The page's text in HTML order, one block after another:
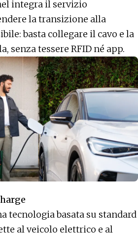
integra il servizio
la transizione alla
basta collegare il cavo e la
senza tessere RFID né app.
tecnologia basata su standard
al veicolo elettrico e al